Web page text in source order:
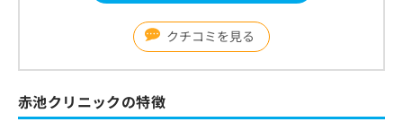
クチコミを見る
赤池クリニックの特徴